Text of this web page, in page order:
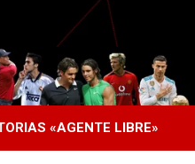
«AGENTE LIBRE»